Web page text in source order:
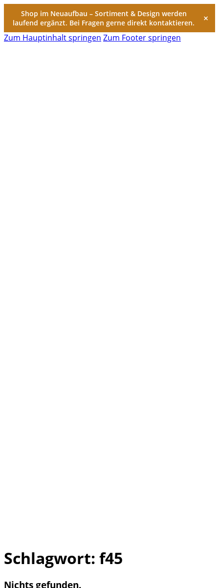
Shop im Neuaufbau – Sortiment & Design werden
laufend ergänzt. Bei Fragen gerne direkt kontaktieren.
×
Zum Hauptinhalt springen Zum Footer springen
Schlagwort: f45
Nichts gefunden.